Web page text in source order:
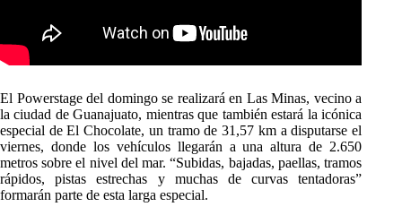
El Powerstage del domingo se realizará en Las Minas, vecino a
la ciudad de Guanajuato, mientras que también estará la icónica
especial de El Chocolate, un tramo de 31,57 km a disputarse el
viernes, donde los vehículos llegarán a una altura de 2.650
metros sobre el nivel del mar. “Subidas, bajadas, paellas, tramos
rápidos, pistas estrechas y muchas de curvas tentadoras”
formarán parte de esta larga especial.